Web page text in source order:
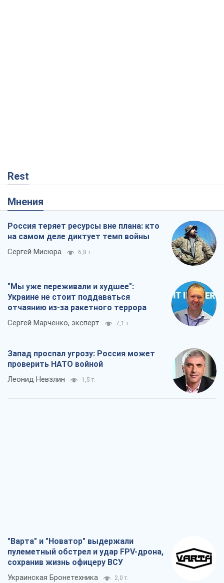
Rest
Мнения
Россия теряет ресурсы вне плана: кто
на самом деле диктует темп войны
Сергей Мисюра 6,8 т.
"Мы уже переживали и худшее":
Украине не стоит поддаваться
отчаянию из-за ракетного террора
Сергей Марченко, эксперт 7,1 т.
Запад проспал угрозу: Россия может
проверить НАТО войной
Леонид Невзлин 1,5 т.
"Варта" и "Новатор" выдержали
пулеметный обстрел и удар FPV-дрона,
сохранив жизнь офицеру ВСУ
Украинская Бронетехника 2,0 т.